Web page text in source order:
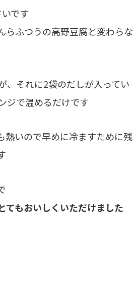
です
らふつうの高野豆腐と変わらな
、それに2袋のだしが入ってい
ジで温めるだけです
熱いので早めに冷ますために残
てもおいしくいただけました